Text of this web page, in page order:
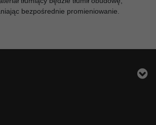
bezpośrednie promieniowanie.